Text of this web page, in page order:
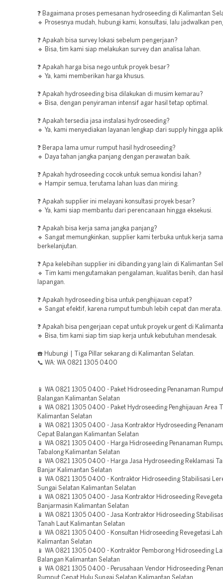
❓ Bagaimana proses pemesanan hydroseeding di Kalimantan
🔹 Prosesnya mudah, hubungi kami, konsultasi, lalu jadwalkan
❓ Apakah bisa survey lokasi sebelum pengerjaan?
🔹 Bisa, tim kami siap melakukan survey dan analisa lahan.
❓ Apakah harga bisa nego untuk proyek besar?
🔹 Ya, kami memberikan harga khusus.
❓ Apakah hydroseeding bisa dilakukan di musim kemarau?
🔹 Bisa, dengan penyiraman intensif agar hasil tetap optimal.
❓ Apakah tersedia jasa instalasi hydroseeding?
🔹 Ya, kami menyediakan layanan lengkap dari supply hingga
❓ Berapa lama umur rumput hasil hydroseeding?
🔹 Daya tahan jangka panjang dengan perawatan baik.
❓ Apakah hydroseeding cocok untuk semua kondisi lahan?
🔹 Hampir semua, terutama lahan luas dan miring.
❓ Apakah supplier ini melayani konsultasi proyek besar?
🔹 Ya, kami siap membantu dari perencanaan hingga eksekusi.
❓ Apakah bisa kerja sama jangka panjang?
🔹 Sangat memungkinkan, supplier kami terbuka untuk kerja sama
berkelanjutan.
❓ Apa kelebihan supplier ini dibanding yang lain di Kalimantan
🔹 Tim kami mengutamakan pengalaman, kualitas benih, dan
lapangan.
❓ Apakah hydroseeding bisa untuk penghijauan cepat?
🔹 Sangat efektif, karena rumput tumbuh lebih cepat dan merata.
❓ Apakah bisa pengerjaan cepat untuk proyek urgent di
🔹 Bisa, tim kami siap tim siap kerja untuk kebutuhan mendesak.
☎️ Hubungi | Tiga Pillar sekarang di Kalimantan Selatan.
📞 WA: WA 0821 1305 0400
📱 WA 0821 1305 0400 - Paket Hidroseeding Penanaman
Balangan Kalimantan Selatan
📱 WA 0821 1305 0400 - Paket Hydroseeding Penghijauan Area
Kalimantan Selatan
📱 WA 0821 1305 0400 - Jasa Kontraktor Hydroseeding
Cepat Balangan Kalimantan Selatan
📱 WA 0821 1305 0400 - Harga Hidroseeding Penanaman
Tabalong Kalimantan Selatan
📱 WA 0821 1305 0400 - Harga Jasa Hydroseeding Reklamasi
Banjar Kalimantan Selatan
📱 WA 0821 1305 0400 - Kontraktor Hidroseeding Stabilisasi
Sungai Selatan Kalimantan Selatan
📱 WA 0821 1305 0400 - Jasa Kontraktor Hidroseeding
Banjarmasin Kalimantan Selatan
📱 WA 0821 1305 0400 - Jasa Kontraktor Hidroseeding
Tanah Laut Kalimantan Selatan
📱 WA 0821 1305 0400 - Konsultan Hidroseeding Revegetasi
Kalimantan Selatan
📱 WA 0821 1305 0400 - Kontraktor Pemborong Hidroseeding
Balangan Kalimantan Selatan
📱 WA 0821 1305 0400 - Perusahaan Vendor Hidroseeding
Rumput Cepat Hulu Sungai Selatan Kalimantan Selatan